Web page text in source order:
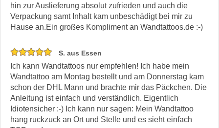
hin zur Auslieferung absolut zufrieden und auch die
Verpackung samt Inhalt kam unbeschädigt bei mir zu
Hause an.Ein großes Kompliment an Wandtattoos.de :-)
S. aus Essen
Ich kann Wandtattoos nur empfehlen! Ich habe mein
Wandtattoo am Montag bestellt und am Donnerstag kam
schon der DHL Mann und brachte mir das Päckchen. Die
Anleitung ist einfach und verständlich. Eigentlich
Idiotensicher :-) Ich kann nur sagen: Mein Wandtattoo
hang ruckzuck an Ort und Stelle und es sieht einfach